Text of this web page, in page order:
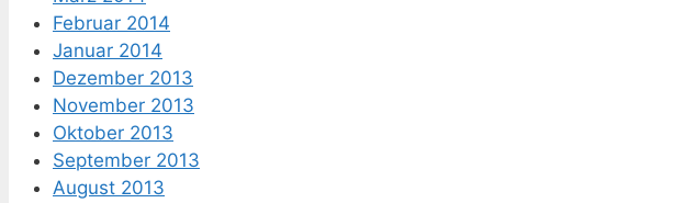
Februar 2014
Januar 2014
Dezember 2013
November 2013
Oktober 2013
September 2013
August 2013